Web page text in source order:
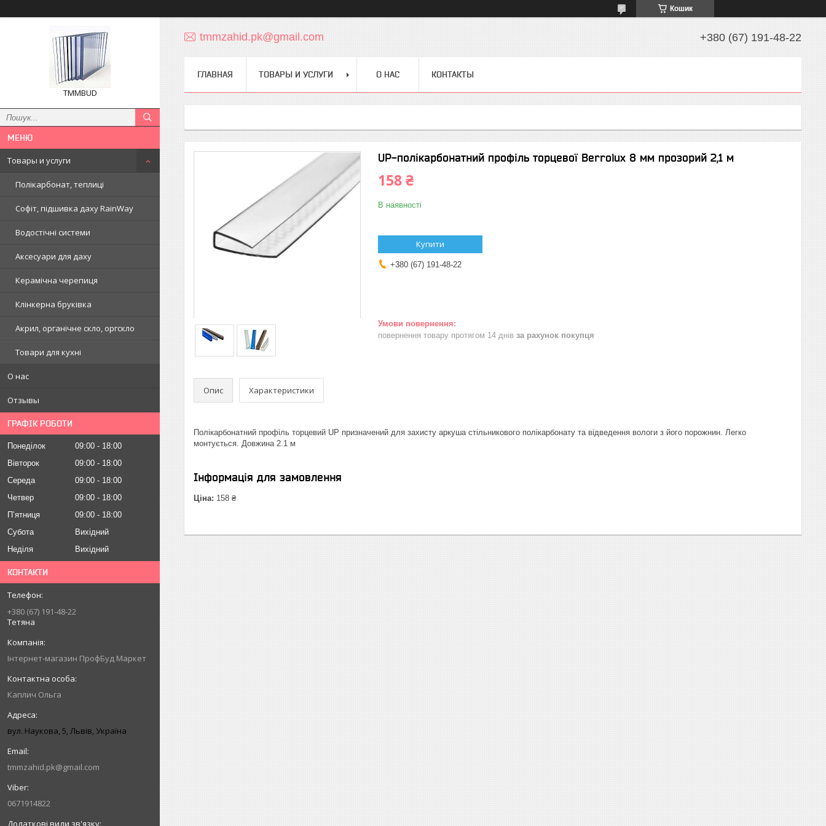
Кошик
TMMBUD
Товары и услуги
Полікарбонат, теплиці
Софіт, підшивка даху RainWay
Водостічні системи
Аксесуари для даху
Керамічна черепиця
Клінкерна бруківка
Акрил, органічне скло, оргскло
Товари для кухні
О нас
Отзывы
ГРАФІК РОБОТИ
Понеділок 09:00
18:00
Вівторок
09:00
18:00
Середа
09:00
18:00
Четвер
09:00
18:00
Пʼятниця
09:00
18:00
Субота
Вихідний
Неділя
Вихідний
КОНТАКТИ
+380 (67) 191-48-22
Тетяна
Інтернет-магазин ПрофБуд Маркет
Каплич Ольга
вул. Наукова, 5, Львів, Україна
tmmzahid.pk@gmail.com
0671914822
tmmzahid.pk@gmail.com +380 (67) 191-48-22
ГЛАВНАЯ ТОВАРЫ И УСЛУГИ О НАС КОНТАКТЫ
UР-полікарбонатний профіль торцевої Berrolux 8 мм прозорий 2,1 м
158 ₴
В наявності
Купити
+380 (67) 191-48-22
повернення товару протягом 14 днів за рахунок покупця
Опис Характеристики
Полікарбонатний профіль торцевий UP призначений для захисту аркуша стільникового полікарбонату та відведення вологи з його порожнин. Легко
монтується. Довжина 2.1 м
Інформація для замовлення
Ціна: 158 ₴